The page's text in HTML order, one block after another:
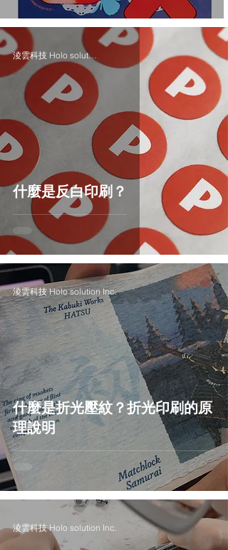
什麼是反白印刷？
淩雲科技 Holo solution Inc.
什麼是折光壓紋？折光印刷的原
理說明
淩雲科技 Holo solution Inc.
淩雲科技 Holo solution Inc.